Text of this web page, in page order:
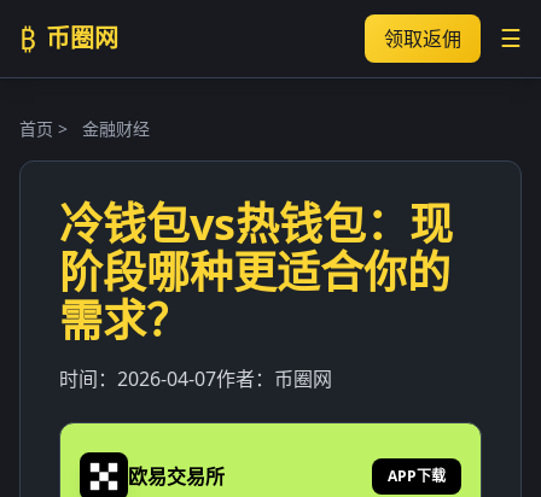
₿ 币圈网 领取返佣 ☰
首页 > 金融财经
冷钱包vs热钱包：现
阶段哪种更适合你的
需求？
时间： 2026-04-07作者： 币圈网
欧易交易所 APP下载